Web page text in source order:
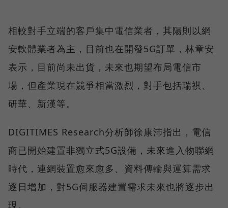
相較對手立端的客戶集中電信業者，其陽則以網
安軟體業者為主，目前也在開發5G訂單，林章安
表示，目前尚未出貨，未來也期望布局電信市
場，但產業現在競爭相當激烈，對手包括瑞祺、
研華、新漢等。
DIGITIMES Research分析師徐康沛指出，電信
商已開始建置非獨立式5G設備，未來進入物聯網
時代，連網裝置愈來愈多、資料傳輸與運算需求
逐日增加，對5G伺服器建置需求未來也將逐步出
現。